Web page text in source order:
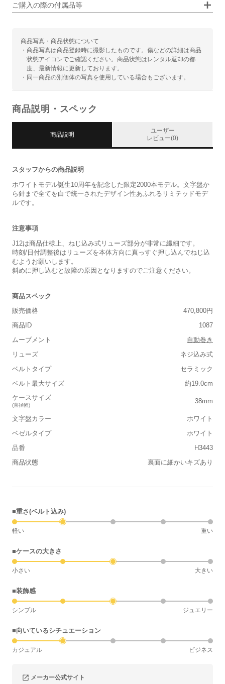
ご購入の際の付属品等
商品写真・商品状態について
・商品写真は商品登録時に撮影したものです。傷などの詳細は商品
状態アイコンでご確認ください。商品状態はレンタル返却の都
度、最新情報に更新しております。
・同一商品の別個体の写真を使用している場合もございます。
商品説明・スペック
商品説明
ユーザー
レビュー(0)
スタッフからの商品説明
ホワイトモデル誕生10周年を記念した限定2000本モデル。文字盤か
ら針まで全てを白で統一されたデザイン性あふれるリミテッドモデ
ルです。
注意事項
J12は商品仕様上、ねじ込み式リューズ部分が非常に繊細です。
時刻/日付調整後はリューズを本体方向に真っすぐ押し込んでねじ込
むようお願いします。
斜めに押し込むと故障の原因となりますのでご注意ください。
商品スペック
販売価格
470,800円
商品ID
1087
ムーブメント
自動巻き
リューズ
ネジ込み式
ベルトタイプ
セラミック
ベルト最大サイズ
約19.0cm
ケースサイズ
(直径幅)
38mm
文字盤カラー
ホワイト
ベゼルタイプ
ホワイト
品番
H3443
商品状態
裏面に細かいキズあり
■重さ(ベルト込み)
軽い 重い
■ケースの大きさ
小さい 大きい
■装飾感
シンプル ジュエリー
■向いているシチュエーション
カジュアル ビジネス
メーカー公式サイト